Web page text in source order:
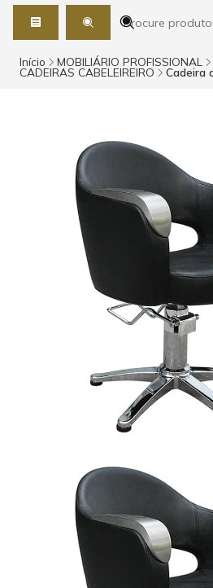
Início MOBILIÁRIO PROFISSIONAL
CADEIRAS CABELEIREIRO Cadeira